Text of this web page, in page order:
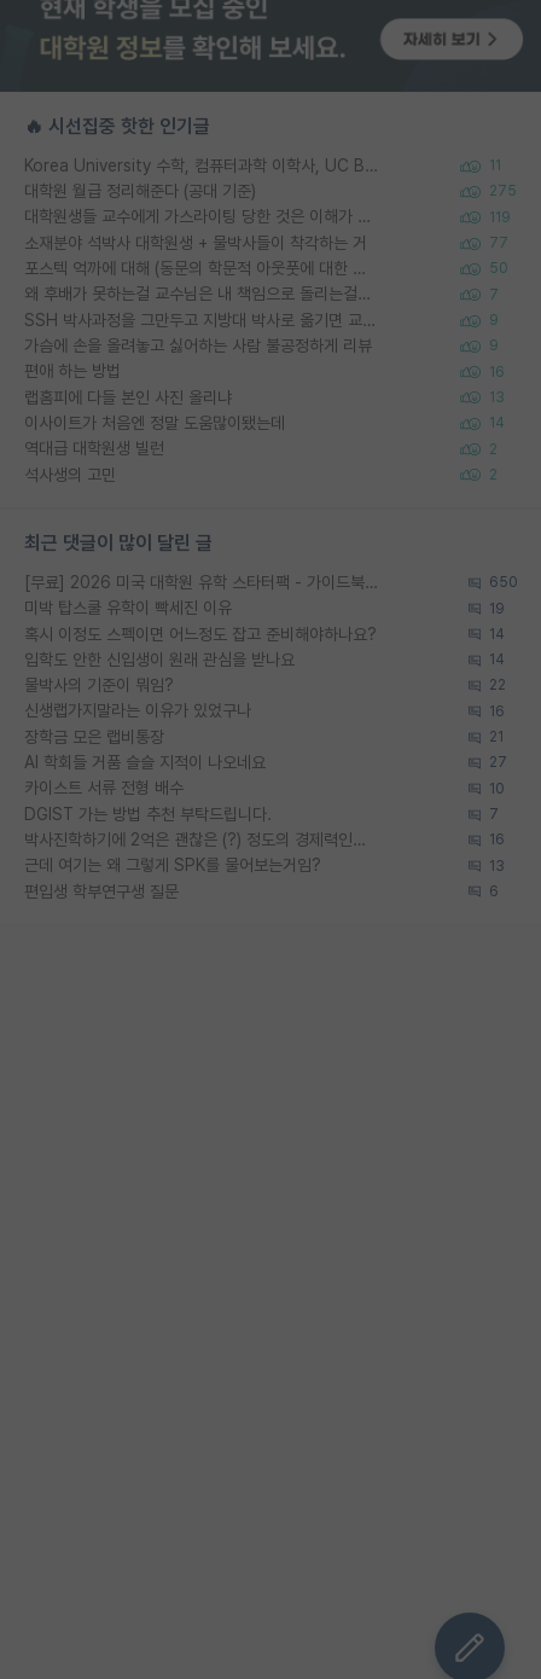
🔥 시선집중 핫한 인기글
Korea University 수학, 컴퓨터과학 이학사, UC Berkeley 산업공학 대학원 공학박사가 되는 것은 쉽지 않겠죠? 11
대학원 월급 정리해준다 (공대 기준) 275
대학원생들 교수에게 가스라이팅 당한 것은 이해가 갑니다. 안타깝네요. 119
소재분야 석박사 대학원생 + 물박사들이 착각하는 거 77
포스텍 억까에 대해 (동문의 학문적 아웃풋에 대한 반박) 50
왜 후배가 못하는걸 교수님은 내 책임으로 돌리는걸까요? 7
SSH 박사과정을 그만두고 지방대 박사로 옮기면 교수의 꿈은 끝일까요? 9
가슴에 손을 올려놓고 싫어하는 사람 불공정하게 리뷰 9
편애 하는 방법 16
랩홈피에 다들 본인 사진 올리냐 13
이사이트가 처음엔 정말 도움많이됐는데 14
역대급 대학원생 빌런 2
석사생의 고민 2
최근 댓글이 많이 달린 글
[무료] 2026 미국 대학원 유학 스타터팩 - 가이드북 & 합격자 컨택메일 템플릿 650
미박 탑스쿨 유학이 빡세진 이유 19
혹시 이정도 스펙이면 어느정도 잡고 준비해야하나요? 14
입학도 안한 신입생이 원래 관심을 받나요 14
물박사의 기준이 뭐임? 22
신생랩가지말라는 이유가 있었구나 16
장학금 모은 랩비통장 21
AI 학회들 거품 슬슬 지적이 나오네요 27
카이스트 서류 전형 배수 10
DGIST 가는 방법 추천 부탁드립니다. 7
박사진학하기에 2억은 괜찮은 (?) 정도의 경제력인가요 16
근데 여기는 왜 그렇게 SPK를 물어보는거임? 13
편입생 학부연구생 질문 6